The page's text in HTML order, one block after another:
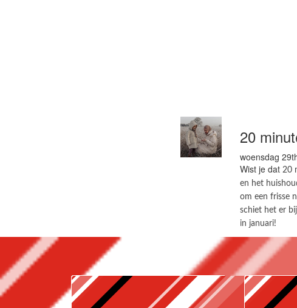
20
woensdag
Wist je dat 20
en het
om een frisse
schiet het er
in januari!